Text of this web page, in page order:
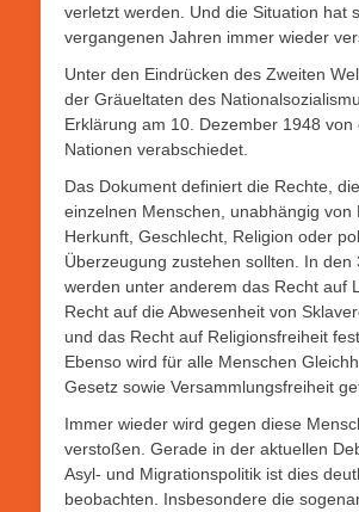
verletzt werden. Und die Situation hat
vergangenen Jahren immer wieder
Unter den Eindrücken des Zweiten
der Gräueltaten des
Erklärung am 10. Dezember 1948 von
Nationen verabschiedet.
Das Dokument definiert die Rechte,
einzelnen Menschen, unabhängig von
Herkunft, Geschlecht, Religion oder
Überzeugung zustehen sollten. In den
werden unter anderem das Recht auf
Recht auf die Abwesenheit von
und das Recht auf Religionsfreiheit
Ebenso wird für alle Menschen
Gesetz sowie Versammlungsfreiheit
Immer wieder wird gegen diese
verstoßen. Gerade in der aktuellen
Asyl- und Migrationspolitik ist dies
beobachten. Insbesondere die